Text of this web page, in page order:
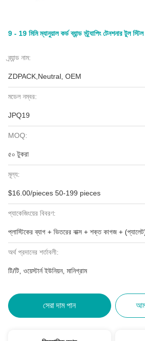
9 - 19 মিমি ম্যানুয়াল কর্ড ব্যান্ড স্ট্র্যাপিং টেনশনার টুল স্টিল
ব্র্যান্ড নাম:
ZDPACK,Neutral, OEM
মডেল নম্বর:
JPQ19
MOQ:
৫০ টুকরা
মূল্য:
$16.00/pieces 50-199 pieces
প্যাকেজিংয়ের বিবরণ:
প্লাস্টিকের ব্যাগ + ভিতরের বাক্স + শক্ত কাগজ +
অর্থ প্রদানের শর্তাবলী:
টি/টি, ওয়েস্টার্ন ইউনিয়ন, মানিগ্রাম
সেরা দাম পান